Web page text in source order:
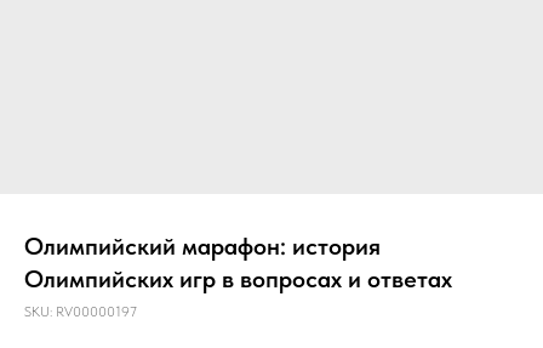
Олимпийский марафон: история
Олимпийских игр в вопросах и ответах
SKU: RV00000197